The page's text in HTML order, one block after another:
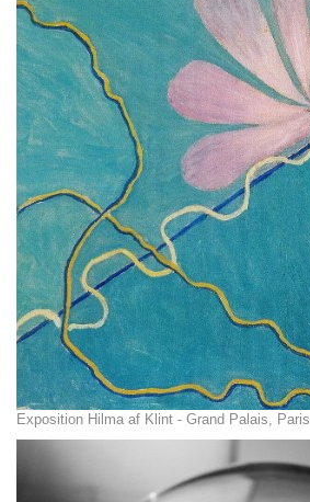
Exposition Hilma af Klint - Grand Palais, Paris